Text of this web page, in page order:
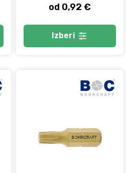
od 0,92 €
Izberi